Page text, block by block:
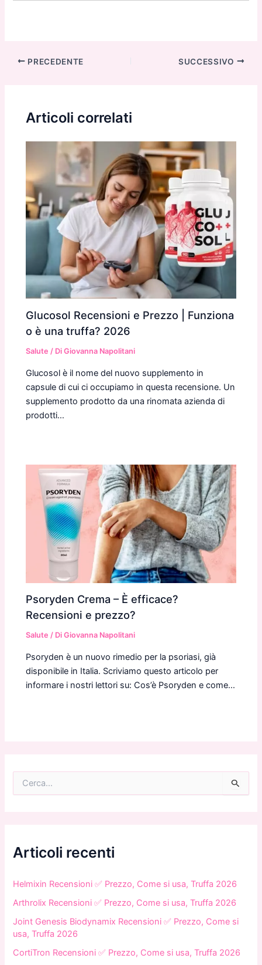
Navigazione
PRECEDENTE SUCCESSIVO
Articoli correlati
Glucosol Recensioni e Prezzo | Funziona
o è una truffa? 2026
Salute / DiGiovanna Napolitani
Glucosol è il nome del nuovo supplemento in
capsule di cui ci occupiamo in questa recensione. Un
supplemento prodotto da una rinomata azienda di
prodotti…
Psoryden Crema – È efficace?
Recensioni e prezzo?
Salute / DiGiovanna Napolitani
Psoryden è un nuovo rimedio per la psoriasi, già
disponibile in Italia. Scriviamo questo articolo per
informare i nostri lettori su: Cos’è Psoryden e come…
Articoli recenti
Helmixin Recensioni ✅ Prezzo, Come si usa, Truffa 2026
Arthrolix Recensioni ✅ Prezzo, Come si usa, Truffa 2026
Joint Genesis Biodynamix Recensioni ✅ Prezzo, Come si
usa, Truffa 2026
CortiTron Recensioni ✅ Prezzo, Come si usa, Truffa 2026